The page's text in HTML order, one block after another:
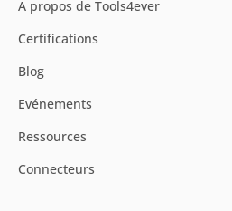
A propos de Tools4ever
Certifications
Blog
Evénements
Ressources
Connecteurs